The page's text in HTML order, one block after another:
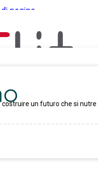
pagina
un futuro che si